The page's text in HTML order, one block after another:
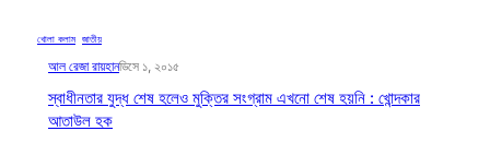
খোলা কলাম জাতীয়
আল রেজা রায়হানডিসে ১, ২০১৫
স্বাধীনতার যুদ্ধ শেষ হলেও মুক্তির সংগ্রাম এখনো শেষ হয়নি : খোন্দকার
আতাউল হক